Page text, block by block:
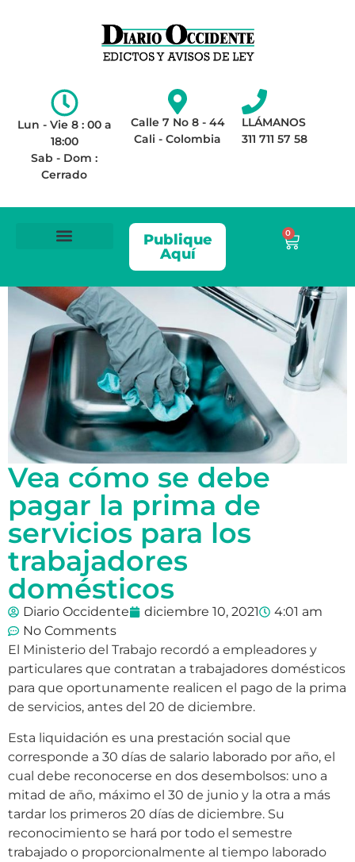
Lun - Vie 8 : 00 a
18:00
Sab - Dom :
Cerrado
Calle 7 No 8 - 44
Cali - Colombia
LLÁMANOS
311 711 57 58
Publique
Aquí
0
Vea cómo se debe
pagar la prima de
servicios para los
trabajadores
domésticos
Diario Occidente diciembre 10, 2021
4:01 am
No Comments
El Ministerio del Trabajo recordó a empleadores y
particulares que contratan a trabajadores domésticos
para que oportunamente realicen el pago de la prima
de servicios, antes del 20 de diciembre.
Esta liquidación es una prestación social que
corresponde a 30 días de salario laborado por año, el
cual debe reconocerse en dos desembolsos: uno a
mitad de año, máximo el 30 de junio y la otra a más
tardar los primeros 20 días de diciembre. Su
reconocimiento se hará por todo el semestre
trabajado o proporcionalmente al tiempo laborado